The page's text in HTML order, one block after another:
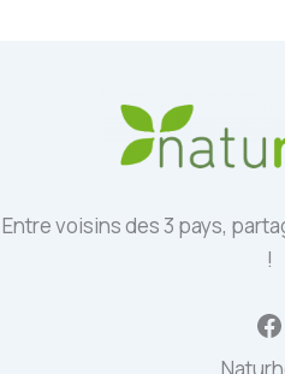
Entre voisins des 3 pays,
!